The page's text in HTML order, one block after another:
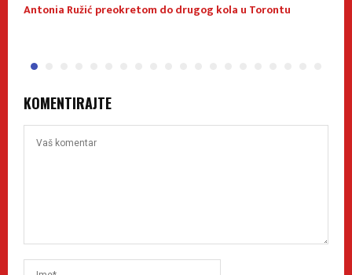
Antonia Ružić preokretom do drugog kola u Torontu
KOMENTIRAJTE